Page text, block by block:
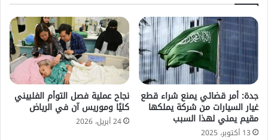
جدة: أمر قضائي يمنع شراء قطع
غيار السيارات من شركة يملكها
مقيم يمني لهذا السبب
13 أكتوبر، 2025
نجاح عملية فصل التوأم الفلبيني
كليًا وموريس آن في الرياض
24 أبريل، 2026